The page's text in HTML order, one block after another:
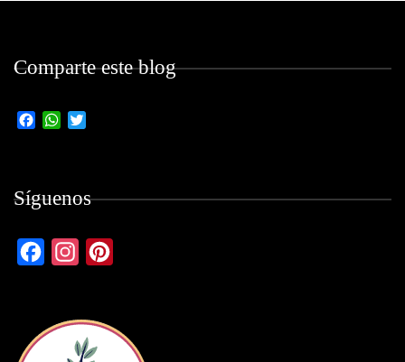
Comparte este blog
Síguenos